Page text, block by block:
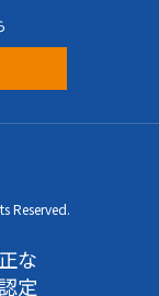
Reserved.
な
定